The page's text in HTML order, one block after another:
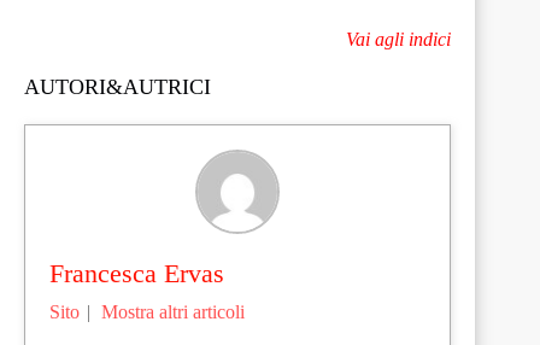
Vai agli indici
AUTORI&AUTRICI
Francesca Ervas
Sito | Mostra altri articoli